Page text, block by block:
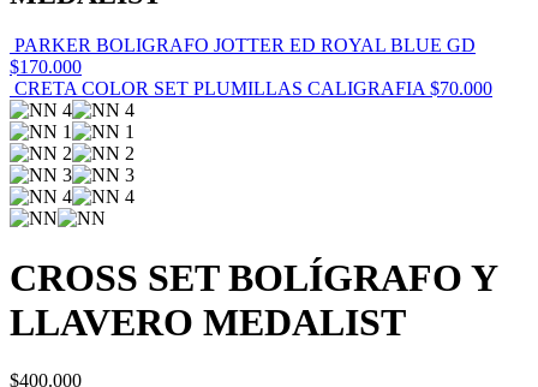
PARKER BOLIGRAFO JOTTER ED ROYAL BLUE GD
$170.000
CRETA COLOR SET PLUMILLAS CALIGRAFIA $70.000
CROSS SET BOLÍGRAFO Y
LLAVERO MEDALIST
$400.000